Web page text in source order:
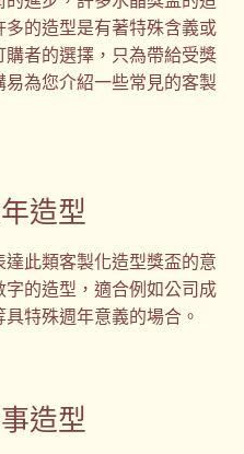
的造型是有著特殊含義或
者的選擇，只為帶給受獎
為您介紹一些常見的客製
造型
此類客製化造型獎盃的意
的造型，適合例如公司成
特殊週年意義的場合。
造型